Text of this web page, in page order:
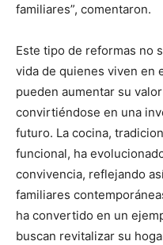
familiares”, comentaron.
Este tipo de reformas no
vida de quienes viven en
pueden aumentar su
convirtiéndose en una
futuro. La cocina,
funcional, ha
convivencia, reflejando
familiares
ha convertido en un
buscan revitalizar su